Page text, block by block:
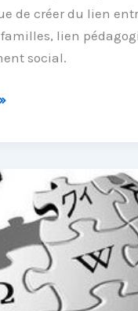
de créer du lien
lien
social.